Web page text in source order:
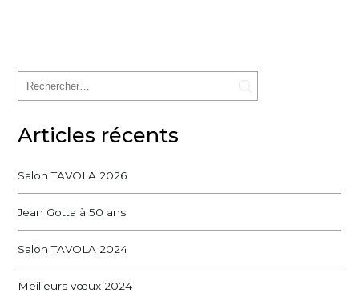
Articles récents
Salon TAVOLA 2026
Jean Gotta à 50 ans
Salon TAVOLA 2024
Meilleurs vœux 2024